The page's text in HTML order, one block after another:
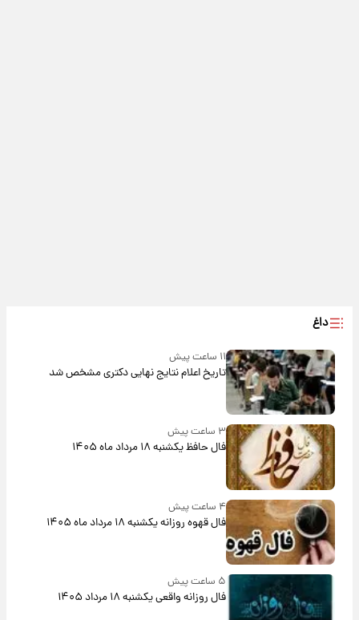
داغ
۱۱ ساعت پیش
تاریخ اعلام نتایج نهایی دکتری مشخص شد
۳ ساعت پیش
فال حافظ یکشنبه ۱۸ مرداد ماه ۱۴۰۵
۴ ساعت پیش
فال قهوه روزانه یکشنبه ۱۸ مرداد ماه ۱۴۰۵
۵ ساعت پیش
فال روزانه واقعی یکشنبه ۱۸ مرداد ۱۴۰۵